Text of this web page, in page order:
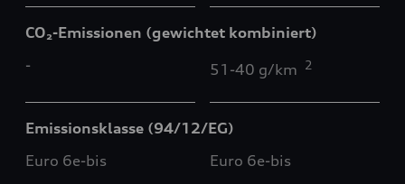
CO₂-Emissionen (gewichtet kombiniert)
-
51-40 g/km 2
Emissionsklasse (94/12/EG)
Euro 6e-bis
Euro 6e-bis